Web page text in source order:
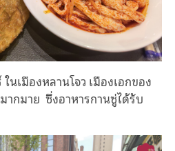
นเมืองหลานโจว เมืองเอกของ
กมาย ซึ่งอาหารกานซู่ได้รับ